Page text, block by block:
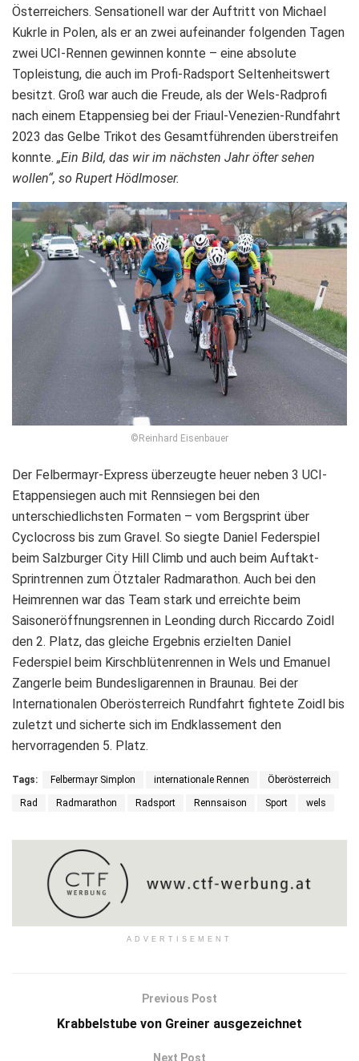
Österreichers. Sensationell war der Auftritt von Michael
Kukrle in Polen, als er an zwei aufeinander folgenden Tagen
zwei UCI-Rennen gewinnen konnte – eine absolute
Topleistung, die auch im Profi-Radsport Seltenheitswert
besitzt. Groß war auch die Freude, als der Wels-Radprofi
nach einem Etappensieg bei der Friaul-Venezien-Rundfahrt
2023 das Gelbe Trikot des Gesamtführenden überstreifen
konnte. „Ein Bild, das wir im nächsten Jahr öfter sehen
wollen“, so Rupert Hödlmoser.
©Reinhard Eisenbauer
Der Felbermayr-Express überzeugte heuer neben 3 UCI-
Etappensiegen auch mit Rennsiegen bei den
unterschiedlichsten Formaten – vom Bergsprint über
Cyclocross bis zum Gravel. So siegte Daniel Federspiel
beim Salzburger City Hill Climb und auch beim Auftakt-
Sprintrennen zum Ötztaler Radmarathon. Auch bei den
Heimrennen war das Team stark und erreichte beim
Saisoneröffnungsrennen in Leonding durch Riccardo Zoidl
den 2. Platz, das gleiche Ergebnis erzielten Daniel
Federspiel beim Kirschblütenrennen in Wels und Emanuel
Zangerle beim Bundesligarennen in Braunau. Bei der
Internationalen Oberösterreich Rundfahrt fightete Zoidl bis
zuletzt und sicherte sich im Endklassement den
hervorragenden 5. Platz.
Tags: Felbermayr Simplon internationale Rennen Öberösterreich
Rad Radmarathon Radsport Rennsaison Sport wels
ADVERTISEMENT
Previous Post
Krabbelstube von Greiner ausgezeichnet
Next Post